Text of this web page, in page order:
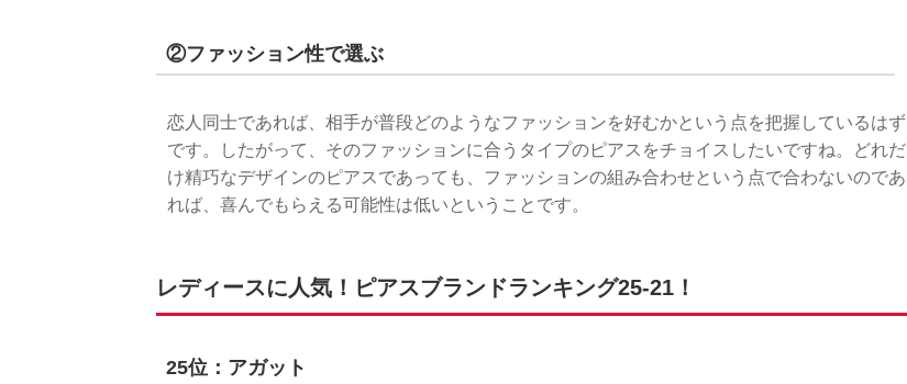
②ファッション性で選ぶ
恋人同士であれば、相手が普段どのようなファッションを好むかという点を把握しているはず
です。したがって、そのファッションに合うタイプのピアスをチョイスしたいですね。どれだ
け精巧なデザインのピアスであっても、ファッションの組み合わせという点で合わないのであ
れば、喜んでもらえる可能性は低いということです。
レディースに人気！ピアスブランドランキング25-21！
25位：アガット